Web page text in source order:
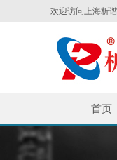
欢迎访问上海析
首页